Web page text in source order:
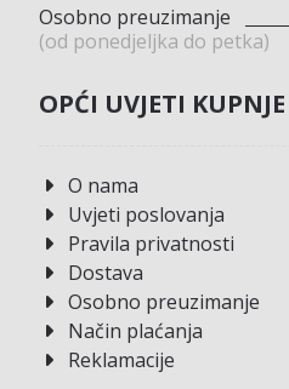
Osobno preuzimanje
(od ponedjeljka do petka)
OPĆI UVJETI KUPNJE
O nama
Uvjeti poslovanja
Pravila privatnosti
Dostava
Osobno preuzimanje
Način plaćanja
Reklamacije